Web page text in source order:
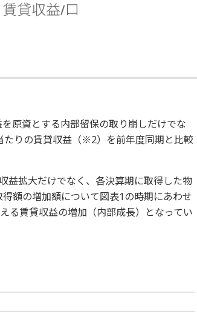
原資とする内部留保の取り崩しだけでな
たりの賃貸収益（※2）を前年度同期と比較
益拡大だけでなく、各決算期に取得した物
額の増加額について図表1の時期にあわせ
る賃貸収益の増加（内部成長）となってい